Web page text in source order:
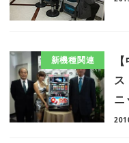
新機種関連
ニ